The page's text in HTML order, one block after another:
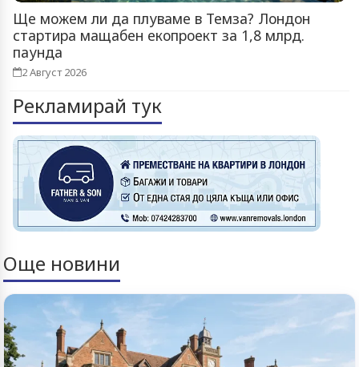
Ще можем ли да плуваме в Темза? Лондон
стартира мащабен екопроект за 1,8 млрд.
паунда
2 Август 2026
Рекламирай тук
Още новини